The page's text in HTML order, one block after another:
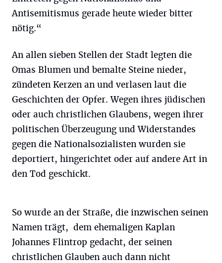
Antisemitismus gerade heute wieder bitter
nötig.“
An allen sieben Stellen der Stadt legten die
Omas Blumen und bemalte Steine nieder,
zündeten Kerzen an und verlasen laut die
Geschichten der Opfer. Wegen ihres jüdischen
oder auch christlichen Glaubens, wegen ihrer
politischen Überzeugung und Widerstandes
gegen die Nationalsozialisten wurden sie
deportiert, hingerichtet oder auf andere Art in
den Tod geschickt.
So wurde an der Straße, die inzwischen seinen
Namen trägt, dem ehemaligen Kaplan
Johannes Flintrop gedacht, der seinen
christlichen Glauben auch dann nicht